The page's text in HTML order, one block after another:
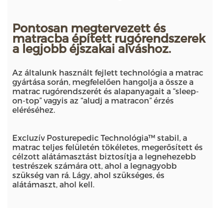
Pontosan megtervezett és
matracba épített rugórendszerek
a legjobb éjszakai alváshoz.
Az általunk használt fejlett technológia a matrac
gyártása során, megfelelően hangolja a össze a
matrac rugórendszerét és alapanyagait a “sleep-
on-top” vagyis az “aludj a matracon” érzés
eléréséhez.
Excluzív Posturepedic Technológia™ stabil, a
matrac teljes felületén tökéletes, megerősített és
célzott alátámasztást biztosítja a legnehezebb
testrészek számára ott, ahol a legnagyobb
szükség van rá. Lágy, ahol szükséges, és
alátámaszt, ahol kell.